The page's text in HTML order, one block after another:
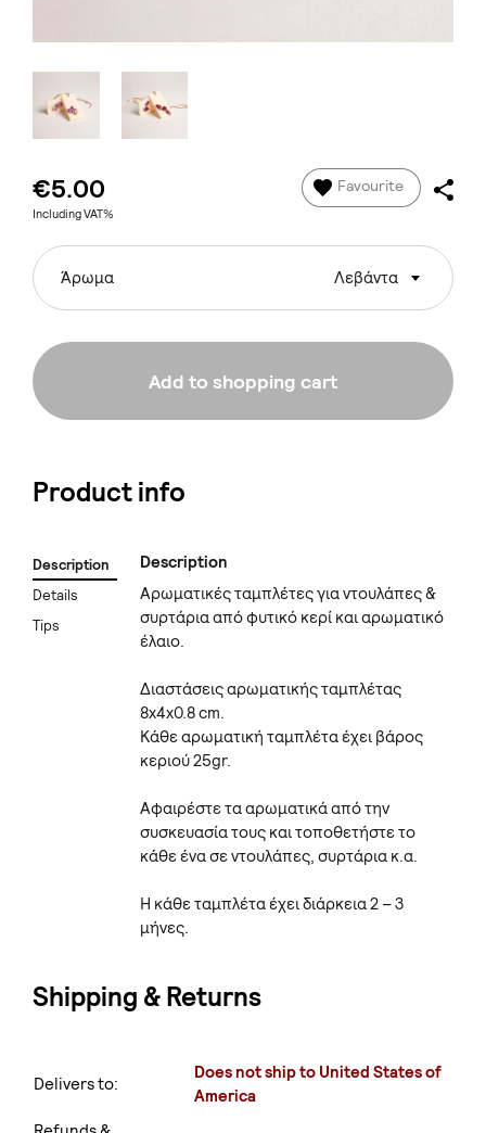
€5.00
Including VAT%
Favourite
Άρωμα Λεβάντα
Add to shopping cart
Product info
Description
Details
Tips
Description
Αρωματικές ταμπλέτες για ντουλάπες &
συρτάρια από φυτικό κερί και αρωματικό
έλαιο.
Διαστάσεις αρωματικής ταμπλέτας
8x4x0.8 cm.
Κάθε αρωματική ταμπλέτα έχει βάρος
κεριού 25gr.
Αφαιρέστε τα αρωματικά από την
συσκευασία τους και τοποθετήστε το
κάθε ένα σε ντουλάπες, συρτάρια κ.α.
Η κάθε ταμπλέτα έχει διάρκεια 2 – 3
μήνες.
Shipping & Returns
Delivers to:
Does not ship to United States of
America